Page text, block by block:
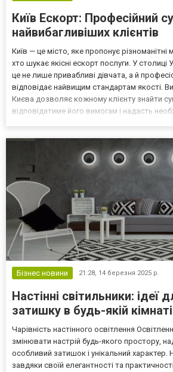
Київ Ескорт: Професійний
найвибагливіших клієнтів
Київ — це місто, яке пропонує різноманітні
хто шукає якісні ескорт послуги. У столиці
це не лише привабливі дівчата, а й
відповідає найвищим стандартам якості.
Києва дозволяє кожному клієнту знайти
відповідатиме його вимогам і надасть
Бізнес новини 21:28, 14 березня 2025 р.
Настінні світильники: ідеї
затишку в будь-якій кімнаті
Чарівність настінного освітлення
змінювати настрій будь-якого простору,
особливий затишок і унікальний характер.
завдяки своїй елегантності та